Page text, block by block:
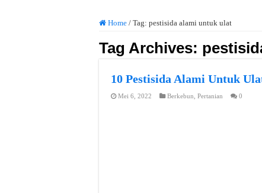
Home / Tag: pestisida alami untuk ulat
Tag Archives:
10 Pestisida Alami Untuk
Mei 6, 2022 Berkebun Pertanian 0